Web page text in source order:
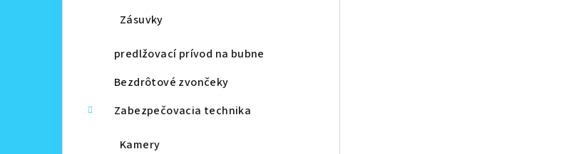
Zásuvky
predlžovací prívod na bubne
Bezdrôtové zvončeky
Zabezpečovacia technika
Kamery